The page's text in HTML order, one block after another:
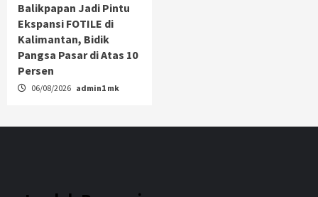
Balikpapan Jadi Pintu
Ekspansi FOTILE di
Kalimantan, Bidik
Pangsa Pasar di Atas 10
Persen
06/08/2026 admin1 mk